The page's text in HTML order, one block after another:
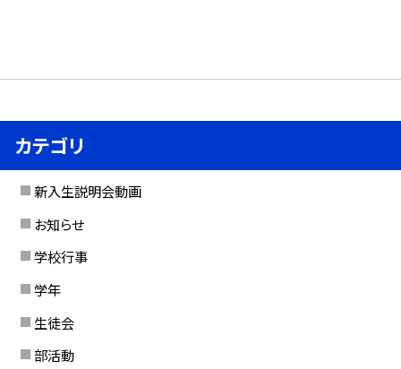
カテゴリ
新入生説明会動画
お知らせ
学校行事
学年
生徒会
部活動